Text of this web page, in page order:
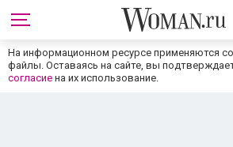
На информационном ресурсе применяются
файлы. Оставаясь на сайте, вы
согласие на их использование.